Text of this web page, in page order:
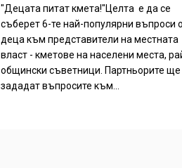
"Децата питат кмета!"Целта е да се
съберет 6-те най-популярни въпроси
деца към представители на местната
власт - кметове на населени места,
общински съветници. Партньорите ще
зададат въпросите към...